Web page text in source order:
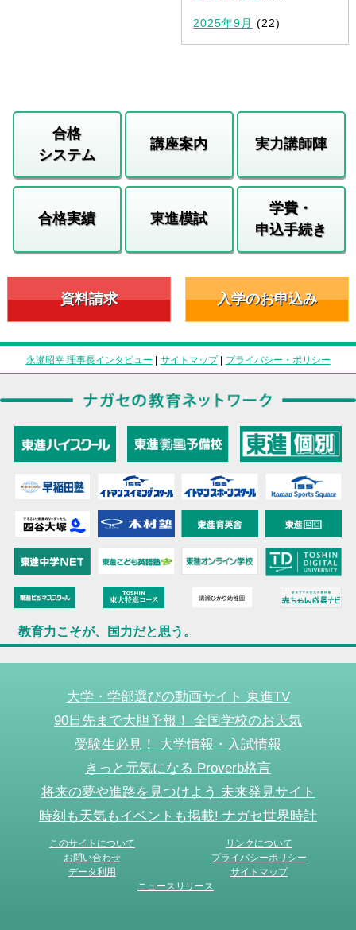
2025年9月 (22)
合格
システム
講座案内 実力講師陣
合格実績 東進模試
学費・
申込手続き
資料請求 入学のお申込み
永瀬昭幸 理事長インタビュー | サイトマップ| プライバシー・ポリシー
教育力こそが、国力だと思う。
大学・学部選びの動画サイト 東進TV
90日先まで大胆予報！ 全国学校のお天気
受験生必見！ 大学情報・入試情報
きっと元気になる Proverb格言
将来の夢や進路を見つけよう 未来発見サイト
時刻も天気もイベントも掲載! ナガセ世界時計
このサイトについて
リンクについて
お問い合わせ
プライバシーポリシー
データ利用
サイトマップ
ニュースリリース